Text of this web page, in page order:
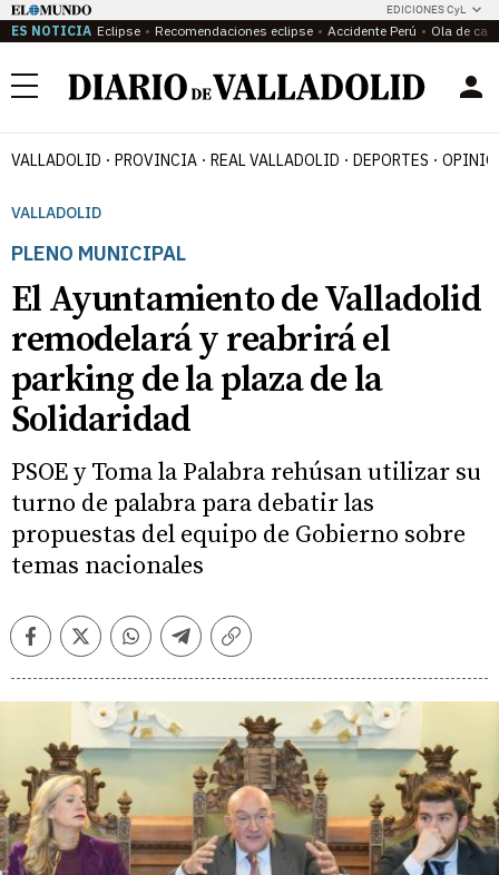
EDICIONES CyL
ES NOTICIA Eclipse Recomendaciones eclipse Accidente Perú Ola de
Menú
VALLADOLID PROVINCIA REAL VALLADOLID DEPORTES
VALLADOLID
PLENO MUNICIPAL
El Ayuntamiento de Valladolid
remodelará y reabrirá el
parking de la plaza de la
Solidaridad
PSOE y Toma la Palabra rehúsan utilizar su
turno de palabra para debatir las
propuestas del equipo de Gobierno sobre
temas nacionales
FacebookTwitterWhatsappTelegramCopiar